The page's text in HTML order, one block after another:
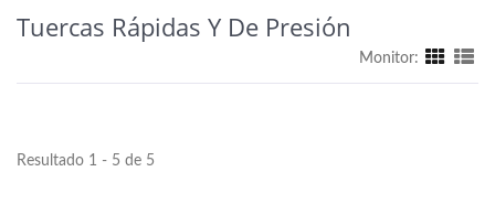
Tuercas Rápidas Y De Presión
Monitor:
Resultado 1 - 5 de 5